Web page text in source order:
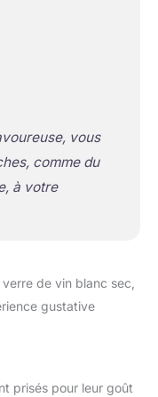
vous
comme du
à votre
de vin blanc sec,
gustative
prisés pour leur goût